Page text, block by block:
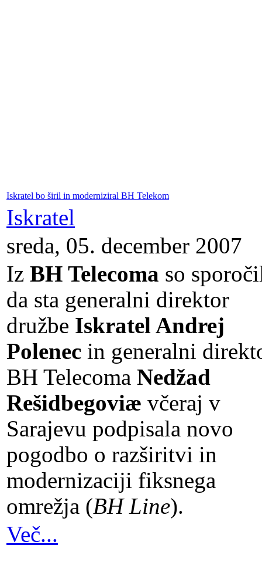
Iskratel bo širil in moderniziral BH Telekom
Iskratel
sreda, 05. december 2007
Iz BH Telecoma so
da sta generalni direktor
družbe Iskratel Andrej
Polenec in generalni
BH Telecoma Nedžad
Rešidbegoviæ včeraj v
Sarajevu podpisala novo
pogodbo o razširitvi in
modernizaciji fiksnega
omrežja (BH Line).
Več...